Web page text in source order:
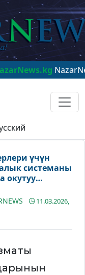
NazarNews -
үчүн
системаны
окутуу
11.03.2026,